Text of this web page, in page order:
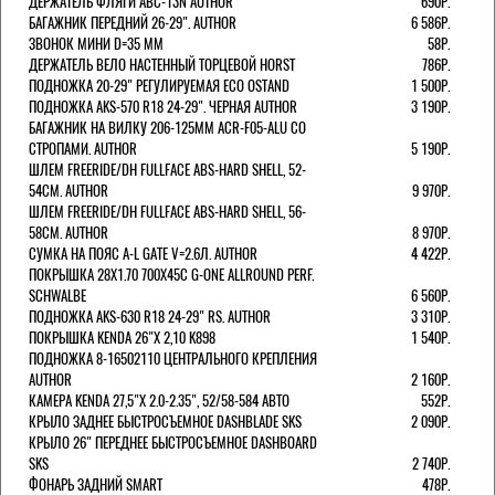
БАГАЖНИК ПЕРЕДНИЙ 26-29". AUTHOR
6 586Р.
ЗВОНОК МИНИ D=35 ММ
58Р.
ДЕРЖАТЕЛЬ ВЕЛО НАСТЕННЫЙ ТОРЦЕВОЙ HORST
786Р.
ПОДНОЖКА 20-29" РЕГУЛИРУЕМАЯ ECO OSTAND
1 500Р.
ПОДНОЖКА AKS-570 R18 24-29". ЧЕРНАЯ AUTHOR
3 190Р.
БАГАЖНИК НА ВИЛКУ 206-125ММ ACR-F05-ALU СО
СТРОПАМИ. AUTHOR
5 190Р.
ШЛЕМ FREERIDE/DH FULLFACE ABS-HARD SHELL, 52-
54СМ. AUTHOR
9 970Р.
ШЛЕМ FREERIDE/DH FULLFACE ABS-HARD SHELL, 56-
58СМ. AUTHOR
8 970Р.
СУМКА НА ПОЯС A-L GATE V=2.6Л. AUTHOR
4 422Р.
ПОКРЫШКА 28X1.70 700X45C G-ONE ALLROUND PERF.
SCHWALBE
6 560Р.
ПОДНОЖКА AKS-630 R18 24-29" RS. AUTHOR
3 310Р.
ПОКРЫШКА KENDA 26"Х 2,10 K898
1 540Р.
ПОДНОЖКА 8-16502110 ЦЕНТРАЛЬНОГО КРЕПЛЕНИЯ
AUTHOR
2 160Р.
КАМЕРА KENDA 27,5"Х 2.0-2.35", 52/58-584 АВТО
552Р.
КРЫЛО ЗАДНЕЕ БЫСТРОСЪЕМНОЕ DASHBLADE SKS
2 090Р.
КРЫЛО 26" ПЕРЕДНЕЕ БЫСТРОСЪЕМНОЕ DASHBOARD
SKS
2 740Р.
ФОНАРЬ ЗАДНИЙ SMART
478Р.